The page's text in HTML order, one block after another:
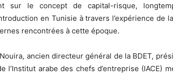
sur le concept de capital-risque,
en Tunisie à travers l’expérience de
rencontrées à cette époque.
ancien directeur général de la BDET,
l’Institut arabe des chefs d’entreprise (IACE)